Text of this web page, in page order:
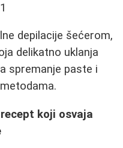
depilacije šećerom,
delikatno uklanja
spremanje paste i
koji osvaja